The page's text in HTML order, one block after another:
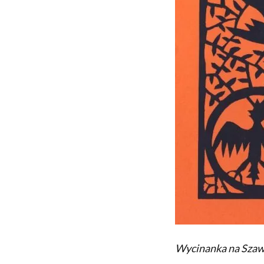
Wycinanka na